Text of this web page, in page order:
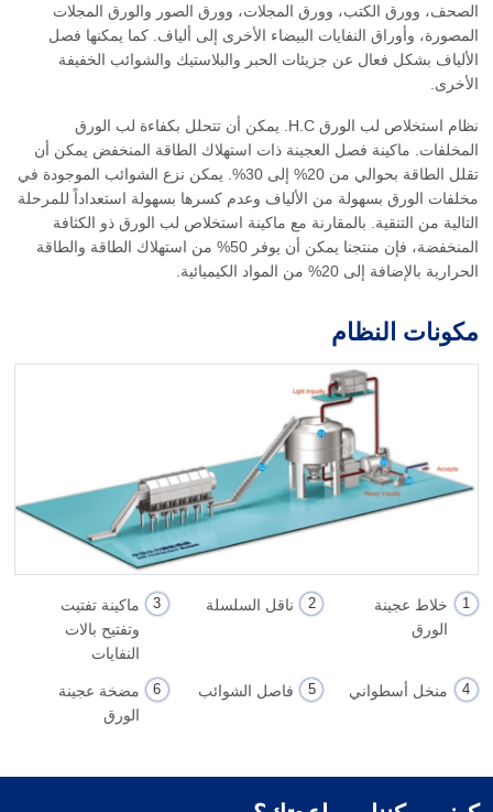
الصحف، وورق الكتب، وورق المجلات، وورق الصور والورق المجلات
المصورة، وأوراق النفايات البيضاء الأخرى إلى ألياف. كما يمكنها فصل
الألياف بشكل فعال عن جزيئات الحبر والبلاستيك والشوائب الخفيفة
الأخرى.
نظام استخلاص لب الورق H.C. يمكن أن تتحلل بكفاءة لب الورق
المخلفات. ماكينة فصل العجينة ذات استهلاك الطاقة المنخفض يمكن أن
تقلل الطاقة بحوالي من 20% إلى 30%. يمكن نزع الشوائب الموجودة في
مخلفات الورق بسهولة من الألياف وعدم كسرها بسهولة استعداداً للمرحلة
التالية من التنقية. بالمقارنة مع ماكينة استخلاص لب الورق ذو الكثافة
المنخفضة، فإن منتجنا يمكن أن يوفر 50% من استهلاك الطاقة والطاقة
الحرارية بالإضافة إلى 20% من المواد الكيميائية.
مكونات النظام
خلاط عجينة
الورق
ناقل السلسلة
ماكينة تفتيت
وتفتيح بالات
النفايات
منخل أسطواني فاصل الشوائب
مضخة عجينة
الورق